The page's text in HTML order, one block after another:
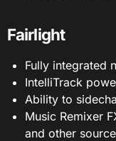
Fairlight
Fully integrated
IntelliTrack
Ability to
Music Remixer
and other